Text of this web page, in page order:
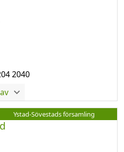
2040
Ystad-Sövestads församling